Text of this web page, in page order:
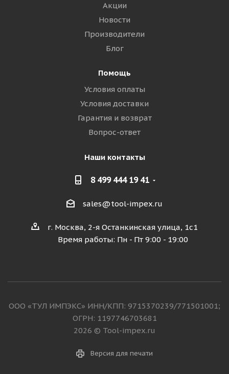
Акции
Новости
Производители
Блог
Помощь
Условия оплаты
Условия доставки
Гарантия и возврат
Вопрос-ответ
Наши контакты
8 499 444 19 41
sales@tool-impex.ru
г. Москва, 2-я Останкинская улица, 1с1
Время работы: Пн - Пт 9:00 - 19:00
ООО «ТУЛ ИМПЭКС» ИНН/КПП: 9715370239/771501001;
ОГРН: 1197746703681
2026 © Tool-impex.ru
Версия для печати